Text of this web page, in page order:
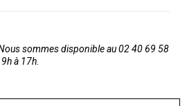
sommes disponible au 02 40 69 58
à 17h.